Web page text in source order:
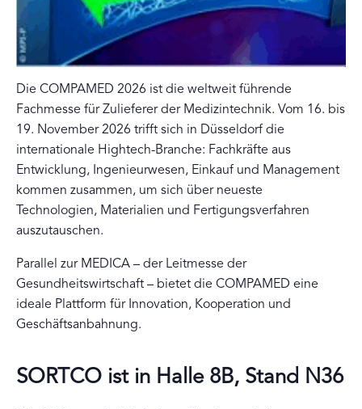
Die COMPAMED 2026 ist die weltweit führende
Fachmesse für Zulieferer der Medizintechnik. Vom 16. bis
19. November 2026 trifft sich in Düsseldorf die
internationale Hightech-Branche: Fachkräfte aus
Entwicklung, Ingenieurwesen, Einkauf und Management
kommen zusammen, um sich über neueste
Technologien, Materialien und Fertigungsverfahren
auszutauschen.
Parallel zur MEDICA – der Leitmesse der
Gesundheitswirtschaft – bietet die COMPAMED eine
ideale Plattform für Innovation, Kooperation und
Geschäftsanbahnung.
SORTCO ist in Halle 8B, Stand N36